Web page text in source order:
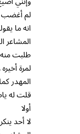
‏لم أغضب
انه ما
المشاعر
‏طلبت
لمرة
المهدر
قلت له
أولا‏
‏لا أحد